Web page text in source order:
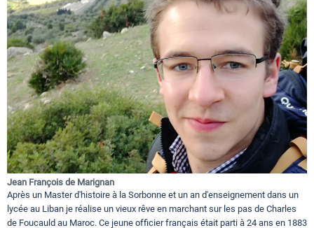
Jean François de Marignan
Après un Master d'histoire à la Sorbonne et un an d'enseignement dans un
lycée au Liban je réalise un vieux rêve en marchant sur les pas de Charles
de Foucauld au Maroc. Ce jeune officier français était parti à 24 ans en 1883